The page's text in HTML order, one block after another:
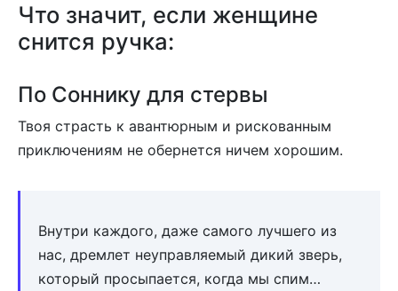
Что значит, если женщине
снится ручка:
По Соннику для стервы
Твоя страсть к авантюрным и рискованным
приключениям не обернется ничем хорошим.
Внутри каждого, даже самого лучшего из
нас, дремлет неуправляемый дикий зверь,
который просыпается, когда мы спим…